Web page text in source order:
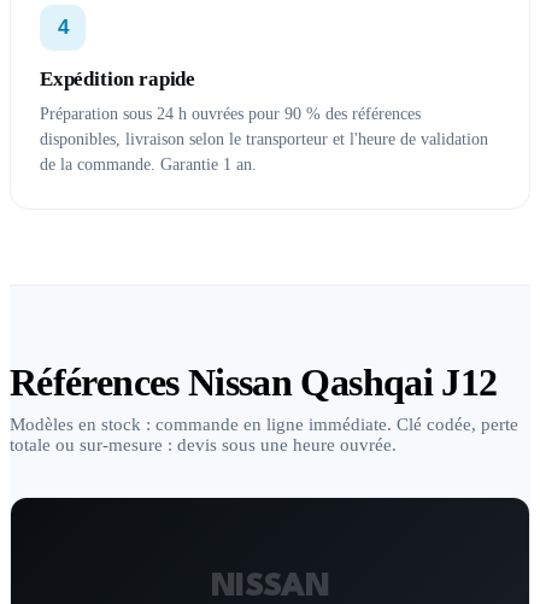
4
Expédition rapide
Préparation sous 24 h ouvrées pour 90 % des références
disponibles, livraison selon le transporteur et l'heure de validation
de la commande. Garantie 1 an.
Références Nissan Qashqai J12
Modèles en stock : commande en ligne immédiate. Clé codée, perte
totale ou sur-mesure : devis sous une heure ouvrée.
NISSAN